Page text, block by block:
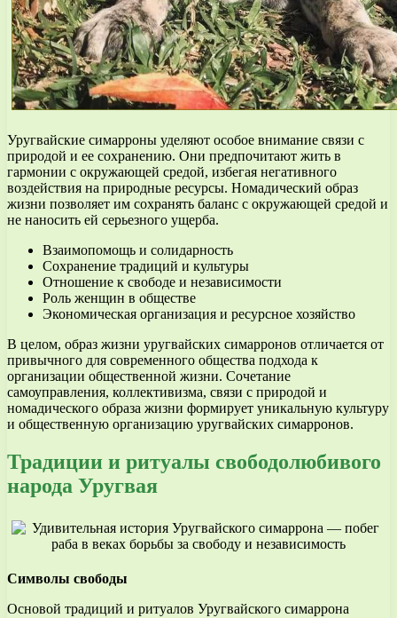
Уругвайские симарроны уделяют особое внимание связи с
природой и ее сохранению. Они предпочитают жить в
гармонии с окружающей средой, избегая негативного
воздействия на природные ресурсы. Номадический образ
жизни позволяет им сохранять баланс с окружающей средой и
не наносить ей серьезного ущерба.
Взаимопомощь и солидарность
Сохранение традиций и культуры
Отношение к свободе и независимости
Роль женщин в обществе
Экономическая организация и ресурсное хозяйство
В целом, образ жизни уругвайских симарронов отличается от
привычного для современного общества подхода к
организации общественной жизни. Сочетание
самоуправления, коллективизма, связи с природой и
номадического образа жизни формирует уникальную культуру
и общественную организацию уругвайских симарронов.
Традиции и ритуалы свободолюбивого
народа Уругвая
Символы свободы
Основой традиций и ритуалов Уругвайского симаррона